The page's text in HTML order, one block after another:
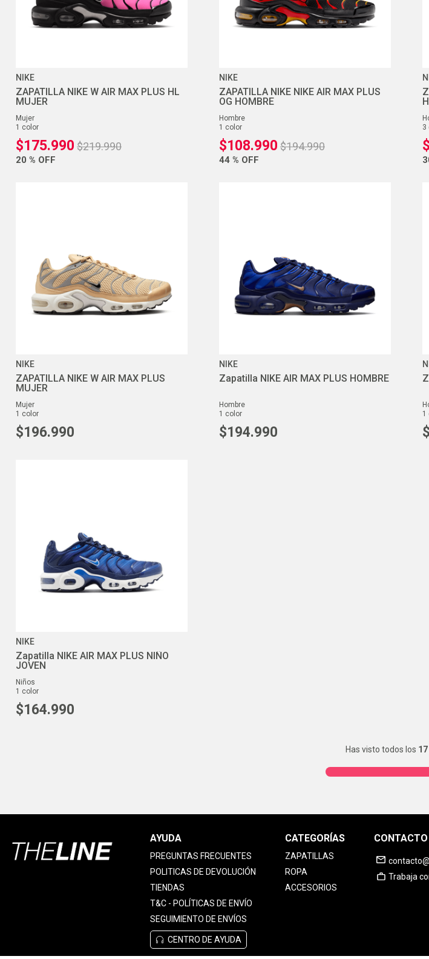
NIKE
ZAPATILLA NIKE W AIR MAX PLUS HL
MUJER
mujer
1 color
$175.990 $219.990
20 % OFF
NIKE
ZAPATILLA NIKE NIKE AIR MAX PLUS
OG HOMBRE
hombre
1 color
$108.990 $194.990
44 % OFF
3
$
NIKE
ZAPATILLA NIKE W AIR MAX PLUS
MUJER
mujer
1 color
$196.990
NIKE
Zapatilla NIKE AIR MAX PLUS HOMBRE
hombre
1 color
$194.990
1
$
NIKE
Zapatilla NIKE AIR MAX PLUS NIÑO
JOVEN
niños
1 color
$164.990
Has visto todos los 17
AYUDA
PREGUNTAS FRECUENTES
POLITICAS DE DEVOLUCIÓN
TIENDAS
T&C - POLÍTICAS DE ENVÍO
SEGUIMIENTO DE ENVÍOS
CENTRO DE AYUDA
CATEGORÍAS
ZAPATILLAS
ROPA
ACCESORIOS
CONTACTO
Trabaja